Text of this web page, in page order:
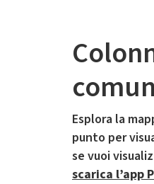
Esplora la
punto per
se vuoi
scarica l’app